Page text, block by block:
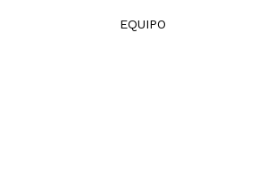
EQUIPO